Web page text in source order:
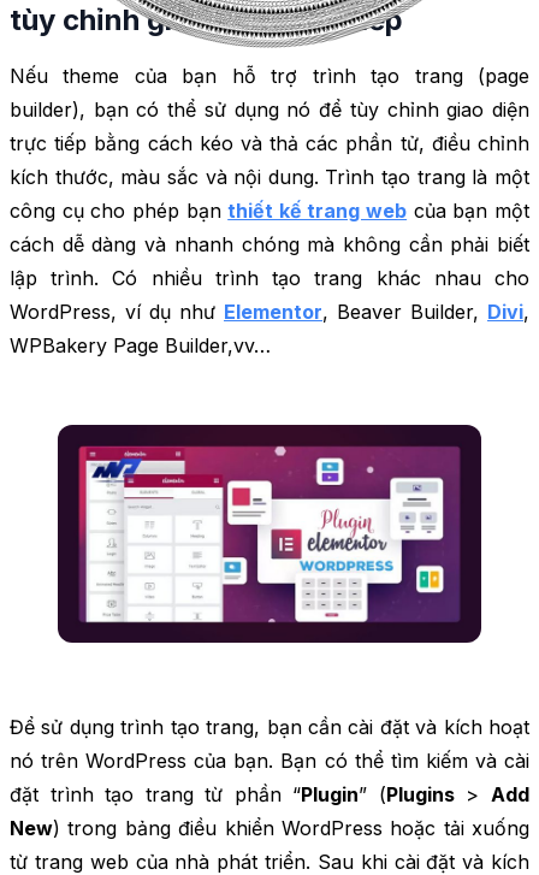
tùy chỉnh giao diện trực tiếp
Nếu theme của bạn hỗ trợ trình tạo trang (page
builder), bạn có thể sử dụng nó để tùy chỉnh giao diện
trực tiếp bằng cách kéo và thả các phần tử, điều chỉnh
kích thước, màu sắc và nội dung. Trình tạo trang là một
công cụ cho phép bạnthiết kế trang web của bạn một
cách dễ dàng và nhanh chóng mà không cần phải biết
lập trình. Có nhiều trình tạo trang khác nhau cho
WordPress, ví dụ như Elementor, Beaver Builder, Divi,
WPBakery Page Builder,vv…
Để sử dụng trình tạo trang, bạn cần cài đặt và kích hoạt
nó trên WordPress của bạn. Bạn có thể tìm kiếm và cài
đặt trình tạo trang từ phần “Plugin” (Plugins>Add
New) trong bảng điều khiển WordPress hoặc tải xuống
từ trang web của nhà phát triển. Sau khi cài đặt và kích